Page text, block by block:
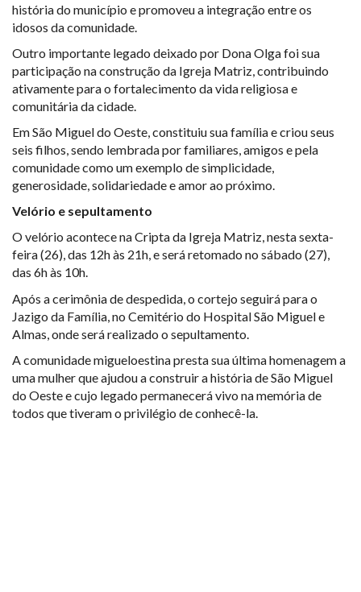
história do município e promoveu a integração entre os
idosos da comunidade.
Outro importante legado deixado por Dona Olga foi sua
participação na construção da Igreja Matriz, contribuindo
ativamente para o fortalecimento da vida religiosa e
comunitária da cidade.
Em São Miguel do Oeste, constituiu sua família e criou seus
seis filhos, sendo lembrada por familiares, amigos e pela
comunidade como um exemplo de simplicidade,
generosidade, solidariedade e amor ao próximo.
Velório e sepultamento
O velório acontece na Cripta da Igreja Matriz, nesta sexta-
feira (26), das 12h às 21h, e será retomado no sábado (27),
das 6h às 10h.
Após a cerimônia de despedida, o cortejo seguirá para o
Jazigo da Família, no Cemitério do Hospital São Miguel e
Almas, onde será realizado o sepultamento.
A comunidade migueloestina presta sua última homenagem a
uma mulher que ajudou a construir a história de São Miguel
do Oeste e cujo legado permanecerá vivo na memória de
todos que tiveram o privilégio de conhecê-la.